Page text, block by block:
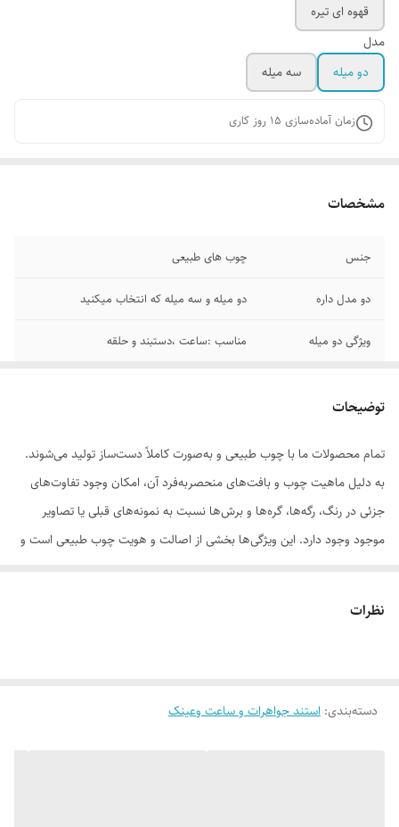
قهوه ای تیره
مدل
دو میله
سه میله
زمان آماده‌سازی 15 روز کاری
مشخصات
جنس چوب های طبیعی
دو مدل داره دو میله و سه میله که انتخاب میکنید
ویژگی دو میله مناسب :ساعت ،دستبند و حلقه
توضیحات
تمام محصولات ما با چوب طبیعی و به‌صورت کاملاً دست‌ساز تولید می‌شوند.
به دلیل ماهیت چوب و بافت‌های منحصر‌به‌فرد آن، امکان وجود تفاوت‌های
جزئی در رنگ، رگه‌ها، گره‌ها و برش‌ها نسبت به نمونه‌های قبلی یا تصاویر
موجود وجود دارد. این ویژگی‌ها بخشی از اصالت و هویت چوب طبیعی است و
سفارش به‌منزله‌ی پذیرش این موارد و آگاهی از ویژگی‌های طبیعی چوب هست
نظرات
دسته‌بندی: استند جواهرات و ساعت وعینک